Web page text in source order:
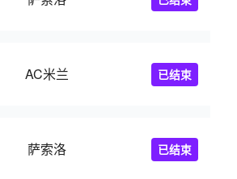
AC米兰 已结束
萨索洛 已结束